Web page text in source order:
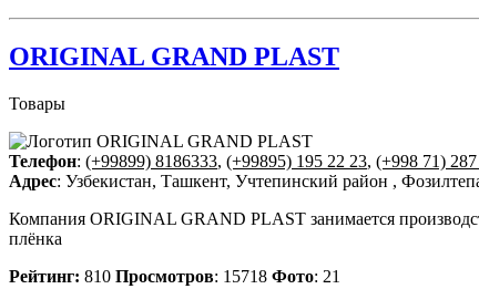
ORIGINAL GRAND PLAST
Товары
Телефон: (+99899) 8186333, (+99895) 195 22 23, (+998 71)
Адрес: Узбекистан, Ташкент, Учтепинский район ,
Компания ORIGINAL GRAND PLAST занимается
плёнка
Рейтинг: 810 Просмотров: 15718 Фото: 21